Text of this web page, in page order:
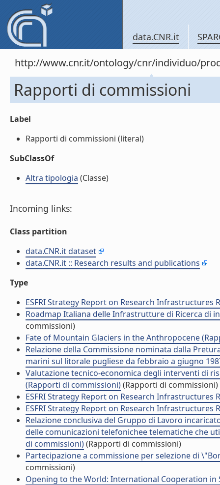
data.CNR.it
http://www.cnr.it/ontology/cnr/individuo/
Rapporti di commissioni
Label
Rapporti di commissioni (literal)
SubClassOf
Altra tipologia (Classe)
Incoming links:
Class partition
data.CNR.it dataset
data.CNR.it :: Research results and publications
Type
ESFRI Strategy Report on Research Infrastructures
Roadmap Italiana delle Infrastrutture di Ricerca di
commissioni)
Fate of Mountain Glaciers in the Anthropocene
Relazione della Commissione nominata dalla
marini sul litorale pugliese da febbraio a giugno
Valutazione tecnico-economica degli interventi di
(Rapporti di commissioni)(Rapporti di commissioni)
ESFRI Strategy Report on Research Infrastructures
ESFRI Strategy Report on Research Infrastructures
Relazione conclusiva del Gruppo di Lavoro
delle comunicazioni telefonichee telematiche che
di commissioni)(Rapporti di commissioni)
Partecipazione a commissione per selezione di
commissioni)
Opening to the World: International Cooperation in